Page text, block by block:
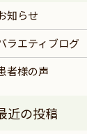
知らせ
ラエティブログ
者様の声